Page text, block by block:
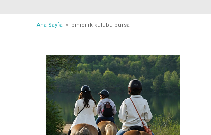
Ana Sayfa » binicilik kulübü bursa